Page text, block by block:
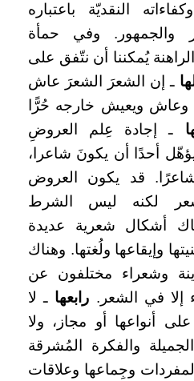
النقديّة باعتباره
والجمهور. وفي حمأة
يُمكننا أن نتّفق على
ـ إن الشعرَ الشعرَ عاش
ويعيش خارجه حُرًّا
ـ إجادة عِلم العروضِ
أحدًا أن يكونَ شاعرا،
شاعرًا. قد يكون العروض
لكنه ليس الشرط
أشكال شعرية عديدة
وإيقاعها ولُغتها. وهناك
وشعراء مختلفون عن
في الشعر. رابعها ـ لا
أنواعها أو مجاز، ولا
والفكرة المُشرقة
وجِماعها وعلاقات